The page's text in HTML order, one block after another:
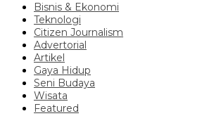
Bisnis & Ekonomi
Teknologi
Citizen Journalism
Advertorial
Artikel
Gaya Hidup
Seni Budaya
Wisata
Featured